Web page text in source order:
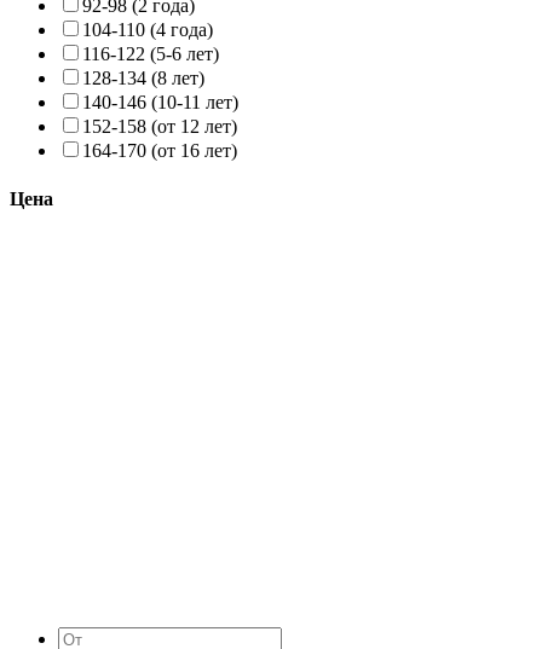
92-98 (2 года)
104-110 (4 года)
116-122 (5-6 лет)
128-134 (8 лет)
140-146 (10-11 лет)
152-158 (от 12 лет)
164-170 (от 16 лет)
Цена